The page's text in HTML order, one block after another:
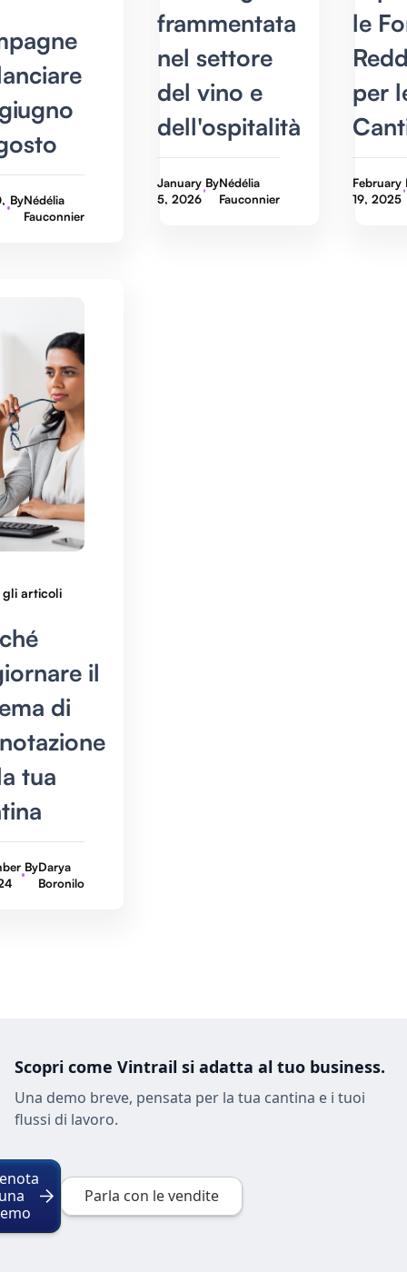
ByNédélia
Fauconnier
frammentata
nel settore
del vino e
dell'ospitalità
January
5, 2026
ByNédélia
Fauconnier
le
per
February
19, 2025
gli articoli
il
di
tua
ByDarya
Boronilo
Scopri come Vintrail si adatta al tuo business.
Una demo breve, pensata per la tua cantina e i tuoi
flussi di lavoro.
Parla con le vendite